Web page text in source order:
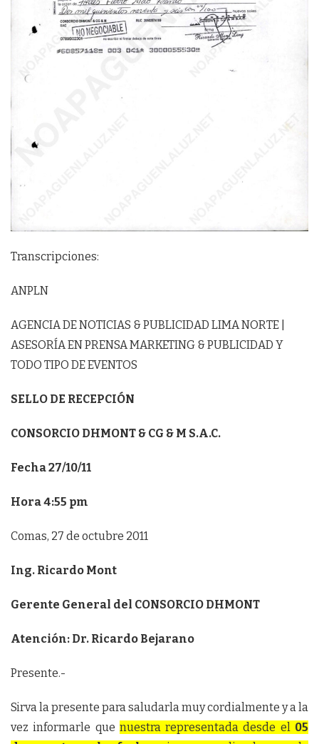
Transcripciones:
ANPLN
AGENCIA DE NOTICIAS & PUBLICIDAD LIMA NORTE |
ASESORÍA EN PRENSA MARKETING & PUBLICIDAD Y
TODO TIPO DE EVENTOS
SELLO DE RECEPCIÓN
CONSORCIO DHMONT & CG & M S.A.C.
Fecha 27/10/11
Hora 4:55 pm
Comas, 27 de octubre 2011
Ing. Ricardo Mont
Gerente General del CONSORCIO DHMONT
Atención: Dr. Ricardo Bejarano
Presente.-
Sirva la presente para saludarla muy cordialmente y a la
vez informarle que nuestra representada desde el 05